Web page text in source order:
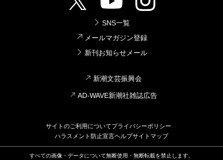
SNS一覧
メールマガジン登録
新刊お知らせメール
新潮文芸振興会
AD-WAVE新潮社雑誌広告
サイトのご利用についてプライバシーポリシー
ハラスメント防止宣言ヘルプサイトマップ
すべての画像・データについて無断使用・無断転載を禁止します。